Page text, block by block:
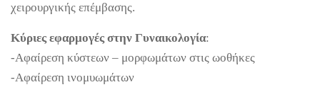
χειρουργικής επέμβασης.
Κύριες εφαρμογές στην Γυναικολογία:
-Αφαίρεση κύστεων – μορφωμάτων στις ωοθήκες
-Αφαίρεση ινομυωμάτων